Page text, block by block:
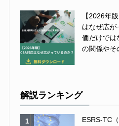
【2026年
はなぜ広
価だけでは
の関係や
解説ランキング
1
ESRS-TC